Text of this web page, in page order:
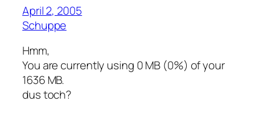
April 2, 2005
Schuppe
Hmm,
You are currently using 0 MB (0%) of your
1636 MB.
dus toch?